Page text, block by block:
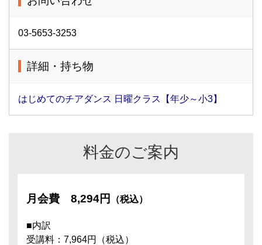
03-5653-3253
詳細・持ち物
はじめてのチアダンス 日曜クラス【年少～小3】
料金のご案内
月会費 8,294円 （税込）
■内訳
受講料：7,964円（税込）